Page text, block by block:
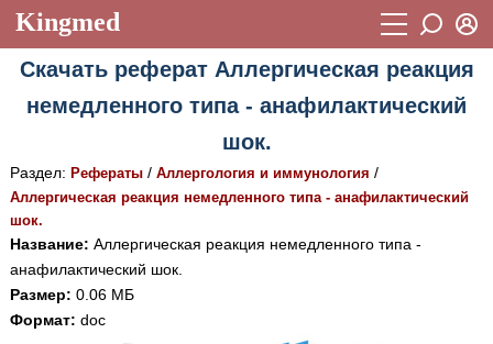
Kingmed
Учебный материал
Видеогалерея 899
Истории болезней 1268
Лекции и презентации 2474
Аккредитационные тесты
Методические рекомендации
Восстановить пароль
Регистрация
Скачать реферат Аллергическая реакция
немедленного типа - анафилактический
шок.
Раздел: Рефераты/ Аллергология и иммунология /
Аллергическая реакция немедленного типа - анафилактический
шок.
Название: Аллергическая реакция немедленного типа -
анафилактический шок.
Размер: 0.06 МБ
Формат: doc